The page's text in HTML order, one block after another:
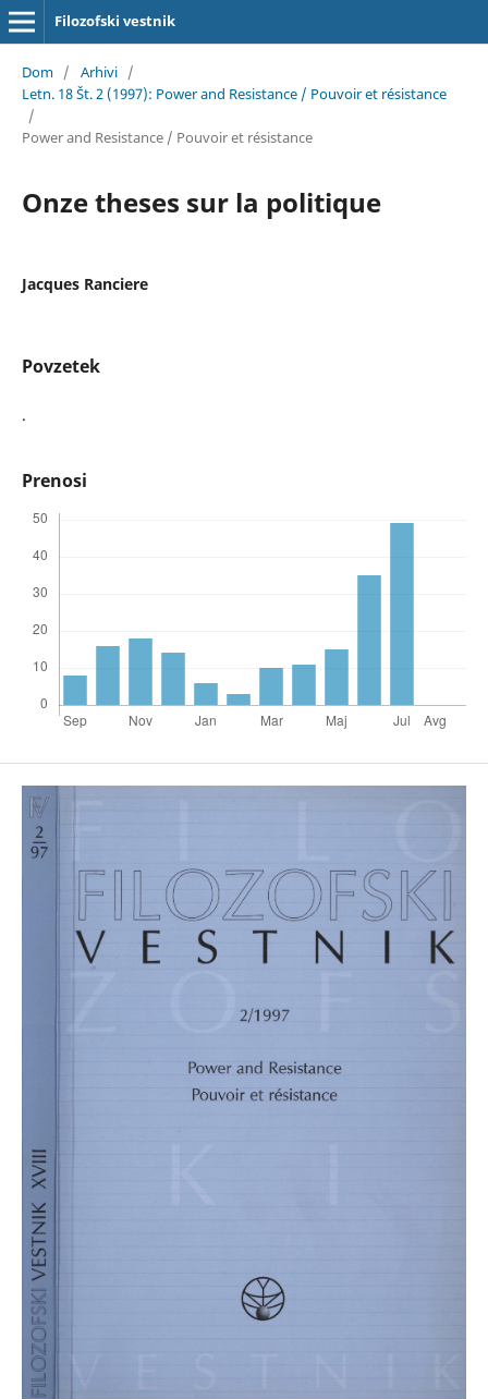
Filozofski vestnik
Dom / Arhivi /
Letn. 18 Št. 2 (1997): Power and Resistance / Pouvoir et résistance
/
Power and Resistance / Pouvoir et résistance
Onze theses sur la politique
Jacques Ranciere
Povzetek
.
Prenosi